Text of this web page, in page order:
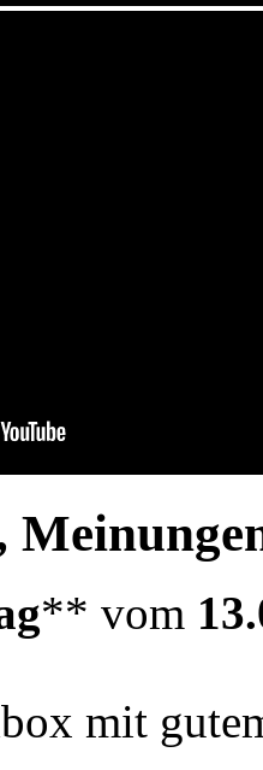
** vom
mit